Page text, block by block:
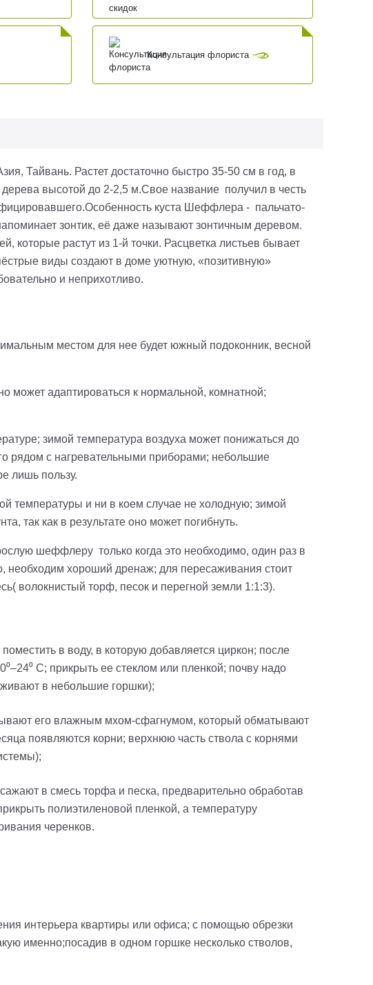
Консультация флориста
Тайвань. Растет доста­точно быстро 35-50 см в год, в
высотой до 2-2,5 м.Свое название получил в честь
куста Шеффлера - пальчато-
зонтик, её даже называют зонтичным деревом.
растут из 1-й точки. Расцветка листьев бывает
виды создают в доме уютную, «позитивную»
и неприхотливо.
местом для нее будет южный подоконник, весной
может адаптироваться к нормальной, комнатной;
зимой температура воздуха может понижаться до
рядом с нагревательными приборами; небольшие
лишь пользу.
температуры и ни в коем случае не холодную; зимой
так как в результате оно может погибнуть.
шеффлеру только когда это необходимо, один раз в
необходим хороший дренаж; для пересаживания стоит
волокнистый торф, песок и перегной земли 1:1:3).
в воду, в которую добавляется циркон; после
С; прикрыть ее стеклом или пленкой; почву надо
в небольшие горшки);
его влажным мхом-сфагнумом, который обматывают
появляются корни; верхнюю часть ствола с корнями
в смесь торфа и песка, предварительно обработав
полиэтиленовой пленкой, а температуру
черенков.
интерьера квартиры или офиса; с помощью обрезки
именно;посадив в одном горшке несколько стволов,